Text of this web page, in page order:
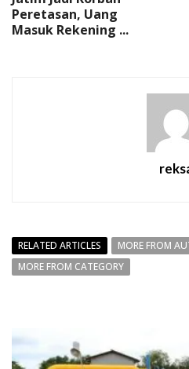
Peretasan, Uang
Masuk Rekening ...
RELATED ARTICLES
MORE FROM
MORE FROM CATEGORY